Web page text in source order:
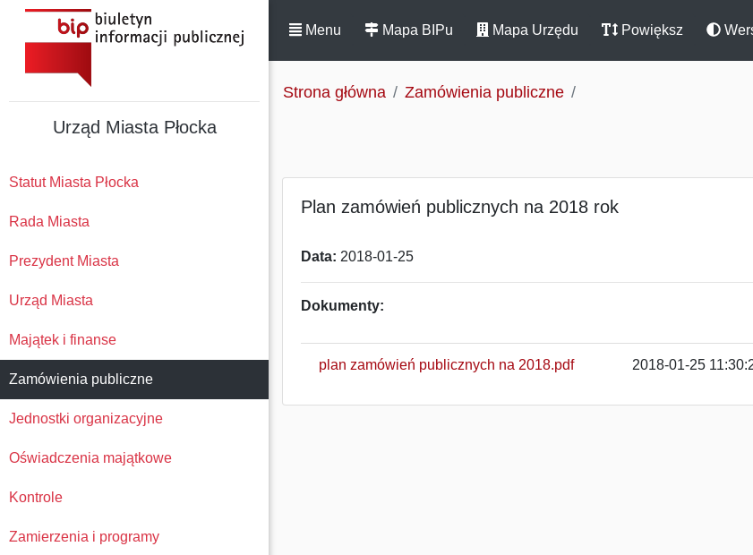
Urząd Miasta Płocka
Statut Miasta Płocka
Rada Miasta
Prezydent Miasta
Urząd Miasta
Majątek i finanse
Zamówienia publiczne
Jednostki organizacyjne
Oświadczenia majątkowe
Kontrole
Zamierzenia i programy
Menu Mapa BIPu Mapa Urzędu Powiększ
Strona główna Zamówienia publiczne
Plan zamówień publicznych na 2018 rok
Data: 2018-01-25
Dokumenty:
plan zamówień publicznych na 2018.pdf 2018-01-25